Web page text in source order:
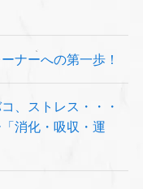
ナーへの第一歩！
、ストレス・・・
消化・吸収・運